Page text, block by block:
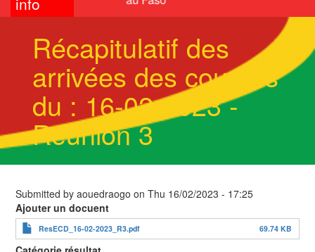
Récapitulatif des
arrivées des courses
du : 16-02-2023 -
Réunion 3
Submitted by aouedraogo on Thu 16/02/2023 - 17:25
Ajouter un docuent
ResECD_16-02-2023_R3.pdf 69.74 KB